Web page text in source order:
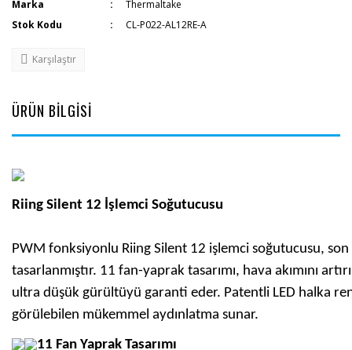
Marka
Thermaltake
Stok Kodu
CL-P022-AL12RE-A
Karşılaştır
ÜRÜN BİLGİSİ
Riing Silent 12 İşlemci Soğutucusu
PWM fonksiyonlu Riing Silent 12 işlemci soğutucusu,
tasarlanmıştır. 11 fan-yaprak tasarımı, hava akımını
ultra düşük gürültüyü garanti eder. Patentli LED halka
görülebilen mükemmel aydınlatma sunar.
11 Fan Yaprak Tasarımı